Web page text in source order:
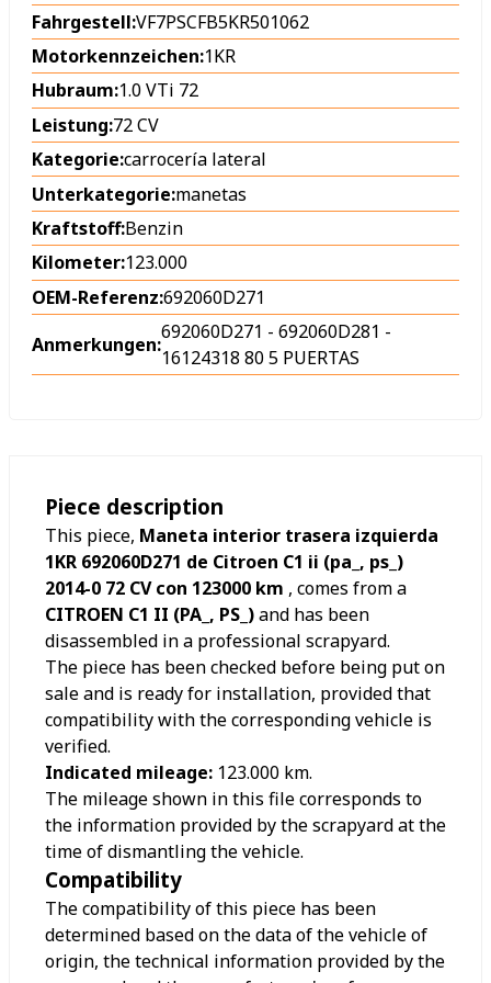
Fahrgestell:VF7PSCFB5KR501062
Motorkennzeichen:1KR
Hubraum:1.0 VTi 72
Leistung:72 CV
Kategorie:carrocería lateral
Unterkategorie:manetas
Kraftstoff:Benzin
Kilometer:123.000
OEM-Referenz:692060D271
Anmerkungen:
692060D271 - 692060D281 -
16124318 80 5 PUERTAS
Piece description
This piece, Maneta interior trasera izquierda
1KR 692060D271 de Citroen C1 ii (pa_, ps_)
2014-0 72 CV con 123000 km , comes from a
CITROEN C1 II (PA_, PS_)and has been
disassembled in a professional scrapyard.
The piece has been checked before being put on
sale and is ready for installation, provided that
compatibility with the corresponding vehicle is
verified.
Indicated mileage: 123.000 km.
The mileage shown in this file corresponds to
the information provided by the scrapyard at the
time of dismantling the vehicle.
Compatibility
The compatibility of this piece has been
determined based on the data of the vehicle of
origin, the technical information provided by the